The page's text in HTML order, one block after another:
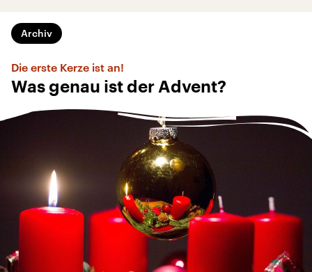
Archiv
Die erste Kerze ist an!
Was genau ist der Advent?